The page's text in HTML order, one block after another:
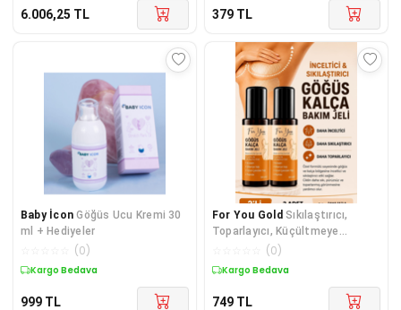
6.006,25 TL 379 TL
Baby İcon Göğüs Ucu Kremi 30
ml + Hediyeler
(0)
Kargo Bedava
999 TL
For You Gold Sıkılaştırıcı,
Toparlayıcı, Küçültmeye
Yardımcı Göğüs Ve Kalça Bakım
(0)
Kargo Bedava
749 TL